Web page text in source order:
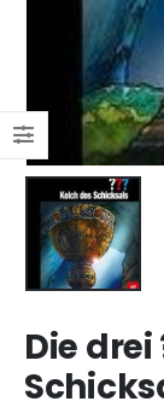
Die drei